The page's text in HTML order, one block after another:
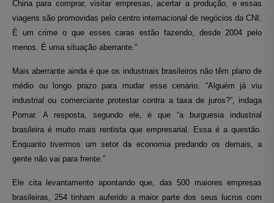
China para comprar, visitar empresas, acertar a produção, e essas
viagens são promovidas pelo centro internacional de negócios da CNI.
É um crime o que esses caras estão fazendo, desde 2004 pelo
menos. É uma situação aberrante.”
Mais aberrante ainda é que os industriais brasileiros não têm plano de
médio ou longo prazo para mudar esse cenário. “Alguém já viu
industrial ou comerciante protestar contra a taxa de juros?”, indaga
Pomar. A resposta, segundo ele, é que “a burguesia industrial
brasileira é muito mais rentista que empresarial. Essa é a questão.
Enquanto tivermos um setor da economia predando os demais, a
gente não vai para frente.”
Ele cita levantamento apontando que, das 500 maiores empresas
brasileiras, 254 tinham auferido a maior parte dos seus lucros com